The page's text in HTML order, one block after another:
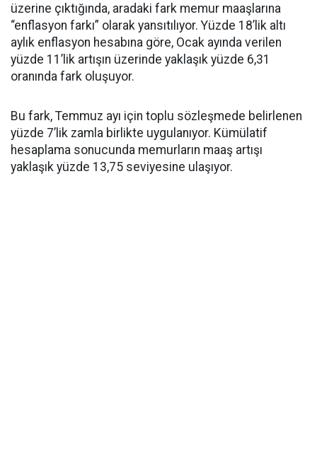
üzerine çıktığında, aradaki fark memur maaşlarına
“enflasyon farkı” olarak yansıtılıyor. Yüzde 18’lik altı
aylık enflasyon hesabına göre, Ocak ayında verilen
yüzde 11’lik artışın üzerinde yaklaşık yüzde 6,31
oranında fark oluşuyor.
Bu fark, Temmuz ayı için toplu sözleşmede belirlenen
yüzde 7’lik zamla birlikte uygulanıyor. Kümülatif
hesaplama sonucunda memurların maaş artışı
yaklaşık yüzde 13,75 seviyesine ulaşıyor.